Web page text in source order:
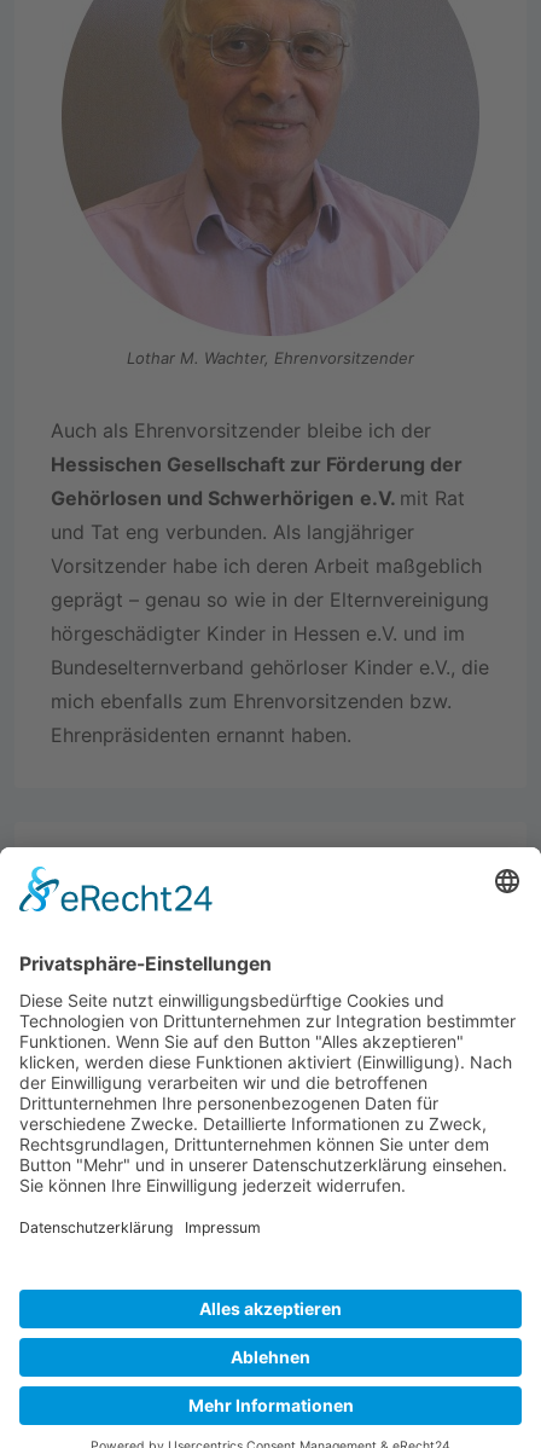
Lothar M. Wachter, Ehrenvorsitzender
Auch als Ehrenvorsitzender bleibe ich der
Hessischen Gesellschaft zur Förderung der
Gehörlosen und Schwerhörigen e.V. mit Rat
und Tat eng verbunden. Als langjähriger
Vorsitzender habe ich deren Arbeit maßgeblich
geprägt – genau so wie in der Elternvereinigung
hörgeschädigter Kinder in Hessen e.V. und im
Bundeselternverband gehörloser Kinder e.V., die
mich ebenfalls zum Ehrenvorsitzenden bzw.
Ehrenpräsidenten ernannt haben.
← Welttag der
Menschen mit
Behinderungen
politische
Referenten →
Datenschutzerklärung Impressum
Copyright © 2026 Hessische Gesellschaft